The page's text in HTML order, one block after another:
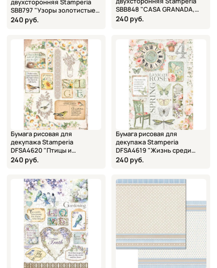
двухсторонняя Stamperia
SBB797 "Узоры золотистые",
30,5х31,5 см
240 руб.
SBB848 "CASA GRANADA,
карточки", 30,5х31,5 см
240 руб.
Бумага рисовая для
декупажа Stamperia
DFSA4620 "Птицы и
ромашки", А4
240 руб.
Бумага рисовая для
декупажа Stamperia
DFSA4619 "Жизнь среди
роз", А4
240 руб.